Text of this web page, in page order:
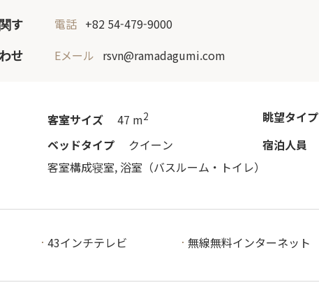
す
せ
電話 +82 54-479-9000
Eメール rsvn@ramadagumi.com
客室サイズ 47 m2 眺望タイプ
ベッドタイプ
クイーン 宿泊人員
客室構成寝室, 浴室（バスルーム・トイレ）
43インチテレビ 無線無料インターネット